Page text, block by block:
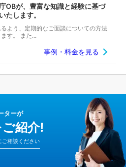
OBが、豊富な知識と経験に基づ
たします。
よう、定期的なご面談についての方法
す。 また...
事例・料金を見る
ターが
紹介!
ご相談ください